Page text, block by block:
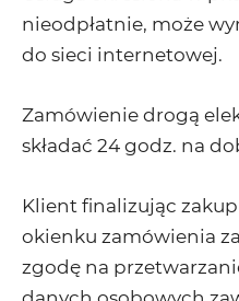
nieodpłatnie, może
do sieci internetowej.
Zamówienie drogą
składać 24 godz. na
Klient finalizując
okienku zamówienia
zgodę na